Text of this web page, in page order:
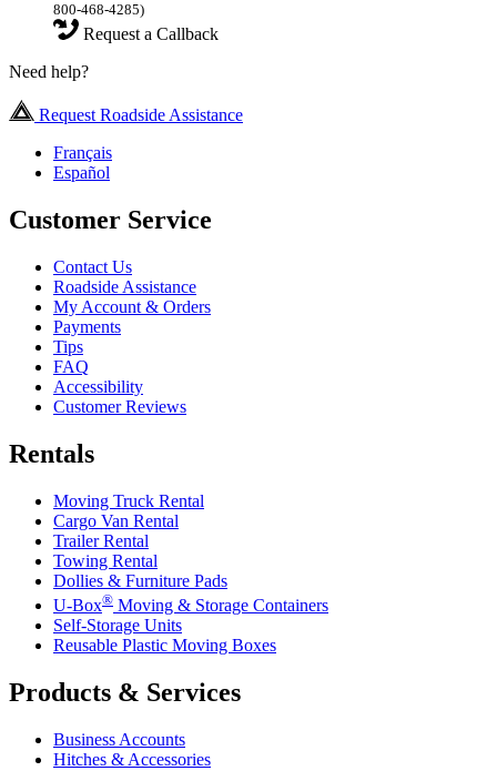
800-468-4285)
Request a Callback
Need help?
Request Roadside Assistance
Français
Español
Customer Service
Contact Us
Roadside Assistance
My Account & Orders
Payments
Tips
FAQ
Accessibility
Customer Reviews
Rentals
Moving Truck Rental
Cargo Van Rental
Trailer Rental
Towing Rental
Dollies & Furniture Pads
U-Box® Moving & Storage Containers
Self-Storage Units
Reusable Plastic Moving Boxes
Products & Services
Business Accounts
Hitches & Accessories